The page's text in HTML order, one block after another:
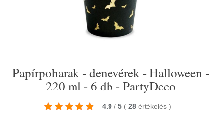
Papírpoharak - denevérek - Halloween -
220 ml - 6 db - PartyDeco
4.9 / 5 ( 28 értékelés )